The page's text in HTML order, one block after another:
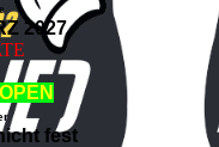
2027
fest